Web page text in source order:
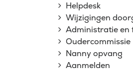
Helpdesk
Wijzigingen
Administratie en
Oudercommissie
Nanny opvang
Aanmelden